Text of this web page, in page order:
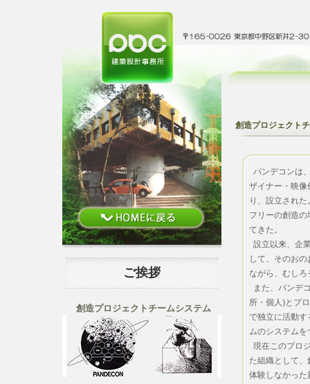
ご挨拶
創造プロジェクトチームシステム
創造プロジェクト
パンデコンは
ザイナー・映像
り、設立され
フリーの創造
てきた。
設立以来、企
して、そのお
ながら、むし
また、パンデ
所・個人)とプ
で独立に活動す
ムのシステム
現在このプロ
た組織として
体験しなかった